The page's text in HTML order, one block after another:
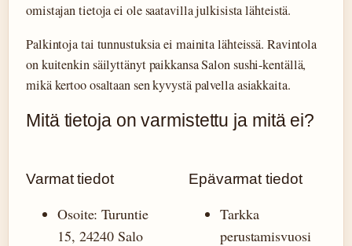
omistajan tietoja ei ole saatavilla julkisista lähteistä.
Palkintoja tai tunnustuksia ei mainita lähteissä. Ravintola
on kuitenkin säilyttänyt paikkansa Salon sushi-kentällä,
mikä kertoo osaltaan sen kyvystä palvella asiakkaita.
Mitä tietoja on varmistettu ja mitä ei?
Varmat tiedot
Osoite: Turuntie
15, 24240 Salo
Epävarmat tiedot
Tarkka
perustamisvuosi